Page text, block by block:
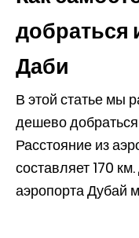
добраться
Даби
В этой статье мы
дешево
Расстояние из
составляет 170
аэропорта Дубай